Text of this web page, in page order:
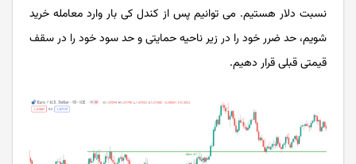
نسبت دلار هستیم. می توانیم پس از کندل کی بار وارد معامله خرید
شویم، حد ضرر خود را در زیر ناحیه حمایتی و حد سود خود را در سقف
قیمتی قبلی قرار دهیم.